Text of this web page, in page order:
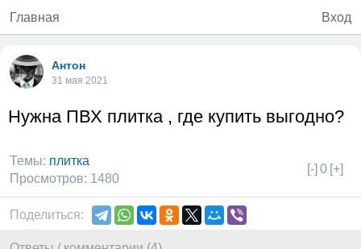
Главная Вход
Антон
31 мая 2021
Нужна ПВХ плитка , где купить выгодно?
[-] 0 [+]
Темы: плитка
Просмотров: 1480
Поделиться: